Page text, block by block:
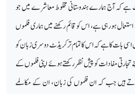
کہ آج ہمارے ہندوستانی مخلوط معاشرے میں جو
ہورہی ہے، اس کو قائم رکھنے میں ہماری فلموں
بات کا ہے کہ اس کا تمام تر کریڈٹ دوسری زبان کو
تجارتی مفادات کو پیش نظر رکھتے ہوئے اپنی فلموں کے
ہیں جب کہ ان فلموں کی زبان ، ان کے مکالمے